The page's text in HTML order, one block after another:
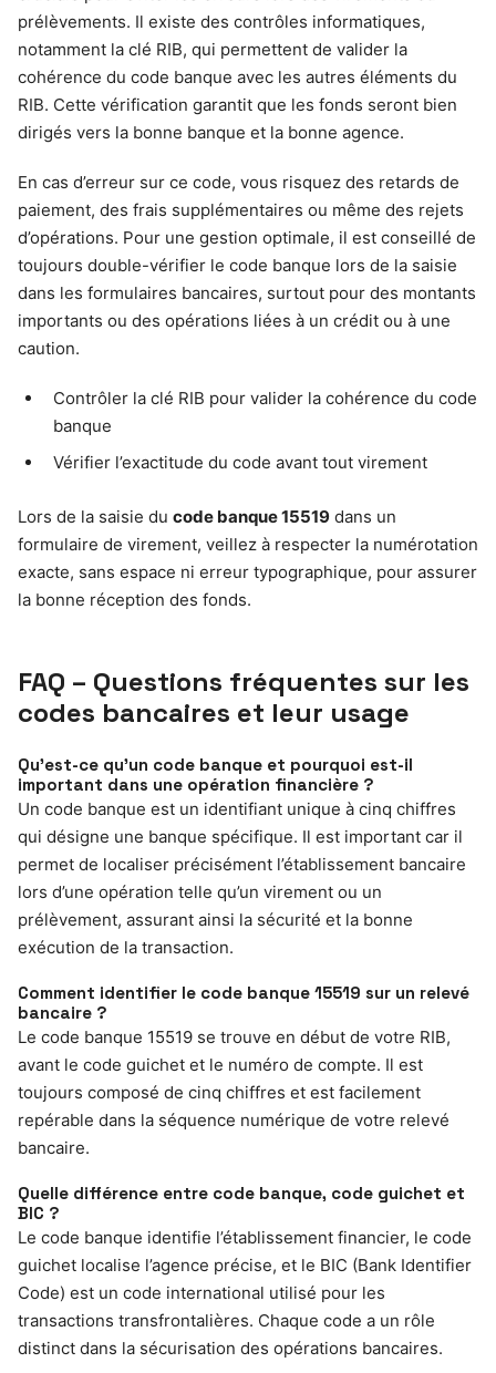
prélèvements. Il existe des contrôles informatiques,
notamment la clé RIB, qui permettent de valider la
cohérence du code banque avec les autres éléments du
RIB. Cette vérification garantit que les fonds seront bien
dirigés vers la bonne banque et la bonne agence.
En cas d’erreur sur ce code, vous risquez des retards de
paiement, des frais supplémentaires ou même des rejets
d’opérations. Pour une gestion optimale, il est conseillé de
toujours double-vérifier le code banque lors de la saisie
dans les formulaires bancaires, surtout pour des montants
importants ou des opérations liées à un crédit ou à une
caution.
Contrôler la clé RIB pour valider la cohérence du code
banque
Vérifier l’exactitude du code avant tout virement
Lors de la saisie du code banque 15519 dans un
formulaire de virement, veillez à respecter la numérotation
exacte, sans espace ni erreur typographique, pour assurer
la bonne réception des fonds.
FAQ – Questions fréquentes sur les
codes bancaires et leur usage
Qu’est-ce qu’un code banque et pourquoi est-il
important dans une opération financière ?
Un code banque est un identifiant unique à cinq chiffres
qui désigne une banque spécifique. Il est important car il
permet de localiser précisément l’établissement bancaire
lors d’une opération telle qu’un virement ou un
prélèvement, assurant ainsi la sécurité et la bonne
exécution de la transaction.
Comment identifier le code banque 15519 sur un relevé
bancaire ?
Le code banque 15519 se trouve en début de votre RIB,
avant le code guichet et le numéro de compte. Il est
toujours composé de cinq chiffres et est facilement
repérable dans la séquence numérique de votre relevé
bancaire.
Quelle différence entre code banque, code guichet et
BIC ?
Le code banque identifie l’établissement financier, le code
guichet localise l’agence précise, et le BIC (Bank Identifier
Code) est un code international utilisé pour les
transactions transfrontalières. Chaque code a un rôle
distinct dans la sécurisation des opérations bancaires.